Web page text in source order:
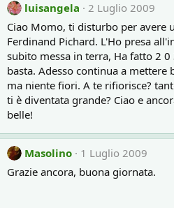
luisangela
2 Luglio 2009
Ciao Momo, ti disturbo per avere
Ferdinand Pichard. L'Ho presa
subito messa in terra, Ha fatto 2
basta. Adesso continua a mettere
ma niente fiori. A te rifiorisce?
ti è diventata grande? Ciao e
belle!
Masolino
1 Luglio 2009
Grazie ancora, buona giornata.